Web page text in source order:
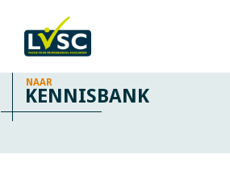
NAAR
KENNISBANK